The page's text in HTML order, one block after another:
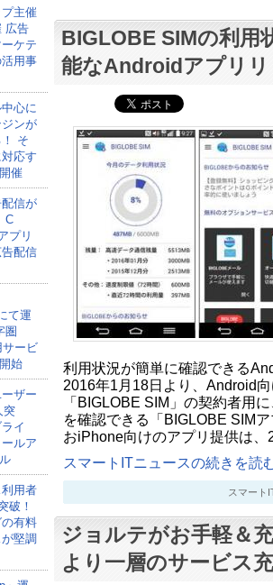
主催
広告
ケテ
活用事
心に
ンが
そ
応す
催
信が
C
プリ
配信
て運
圏
ービ
始
ザー
突
イ
ルア
用者
破！
有料
堅調
BIGLOBE SIMの利用
能なAndroidアプリリ
利用状況が簡単に確認できる
2016年1月18日より、Android
「BIGLOBE SIM」の契約者用
を確認できる「BIGLOBE SIM
おiPhone向けのアプリ提供は
スマートITニュースの続きを読
スマート
ジョルテがお手軽＆
より一層のサービス